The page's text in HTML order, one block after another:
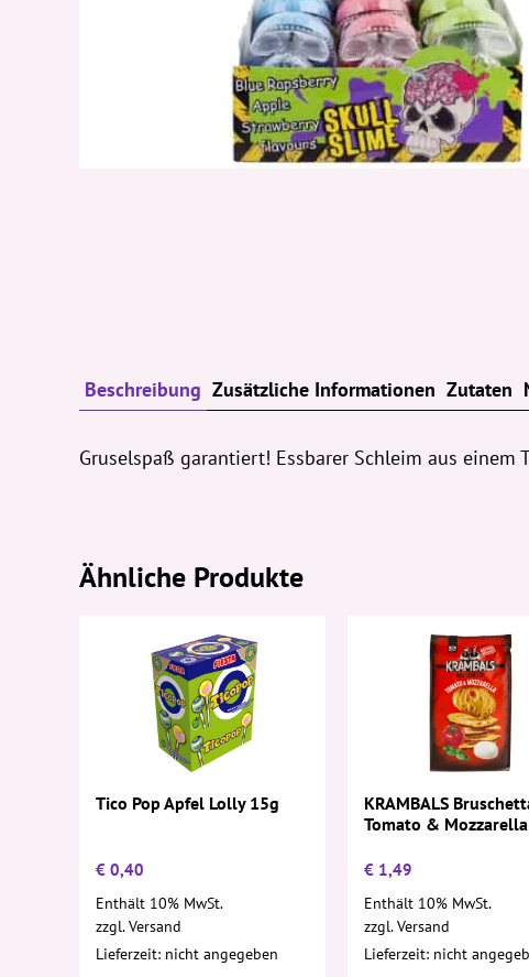
Beschreibung Zusätzliche Informationen Zutaten
Gruselspaß garantiert! Essbarer Schleim aus einem
Ähnliche Produkte
Tico Pop Apfel Lolly 15g
€ 0,40
Enthält 10% MwSt.
zzgl.Versand
Lieferzeit: nicht angegeben
KRAMBALS
Tomato &
€ 1,49
Enthält 10% MwSt.
zzgl.Versand
Lieferzeit: nicht